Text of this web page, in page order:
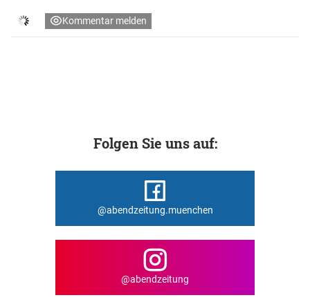
Kommentar melden
Folgen Sie uns auf:
@abendzeitung.muenchen
@abendzeitung